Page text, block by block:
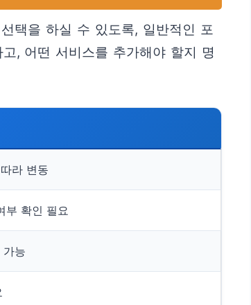
택을 하실 수 있도록, 일반적인 포
, 어떤 서비스를 추가해야 할지 명
라 변동
부 확인 필요
능